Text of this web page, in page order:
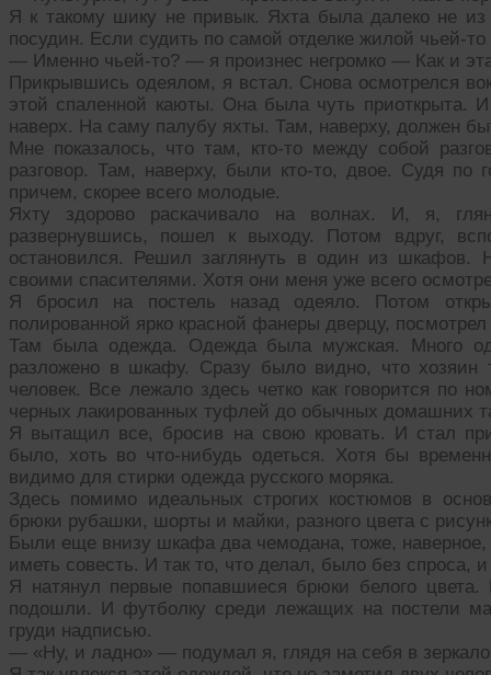
Я к такому шику не привык. Яхта была далеко не
посудин. Если судить по самой отделке жилой чьей-
— Именно чьей-то? — я произнес негромко — Как и
Прикрывшись одеялом, я встал. Снова осмотрелся
этой спаленной каюты. Она была чуть приоткрыта.
наверх. На саму палубу яхты. Там, наверху, должен
Мне показалось, что там, кто-то между собой
разговор. Там, наверху, были кто-то, двое. Судя
причем, скорее всего молодые.
Яхту здорово раскачивало на волнах. И, я,
развернувшись, пошел к выходу. Потом вдруг,
остановился. Решил заглянуть в один из шкафов.
своими спасителями. Хотя они меня уже всего
Я бросил на постель назад одеяло. Потом
полированной ярко красной фанеры дверцу, посмотрел
Там была одежда. Одежда была мужская. Много
разложено в шкафу. Сразу было видно, что
человек. Все лежало здесь четко как говорится по
черных лакированных туфлей до обычных домашних
Я вытащил все, бросив на свою кровать. И стал
было, хоть во что-нибудь одеться. Хотя бы
видимо для стирки одежда русского моряка.
Здесь помимо идеальных строгих костюмов в
брюки рубашки, шорты и майки, разного цвета с
Были еще внизу шкафа два чемодана, тоже,
иметь совесть. И так то, что делал, было без спроса,
Я натянул первые попавшиеся брюки белого
подошли. И футболку среди лежащих на постели
груди надписью.
— «Ну, и ладно» — подумал я, глядя на себя в